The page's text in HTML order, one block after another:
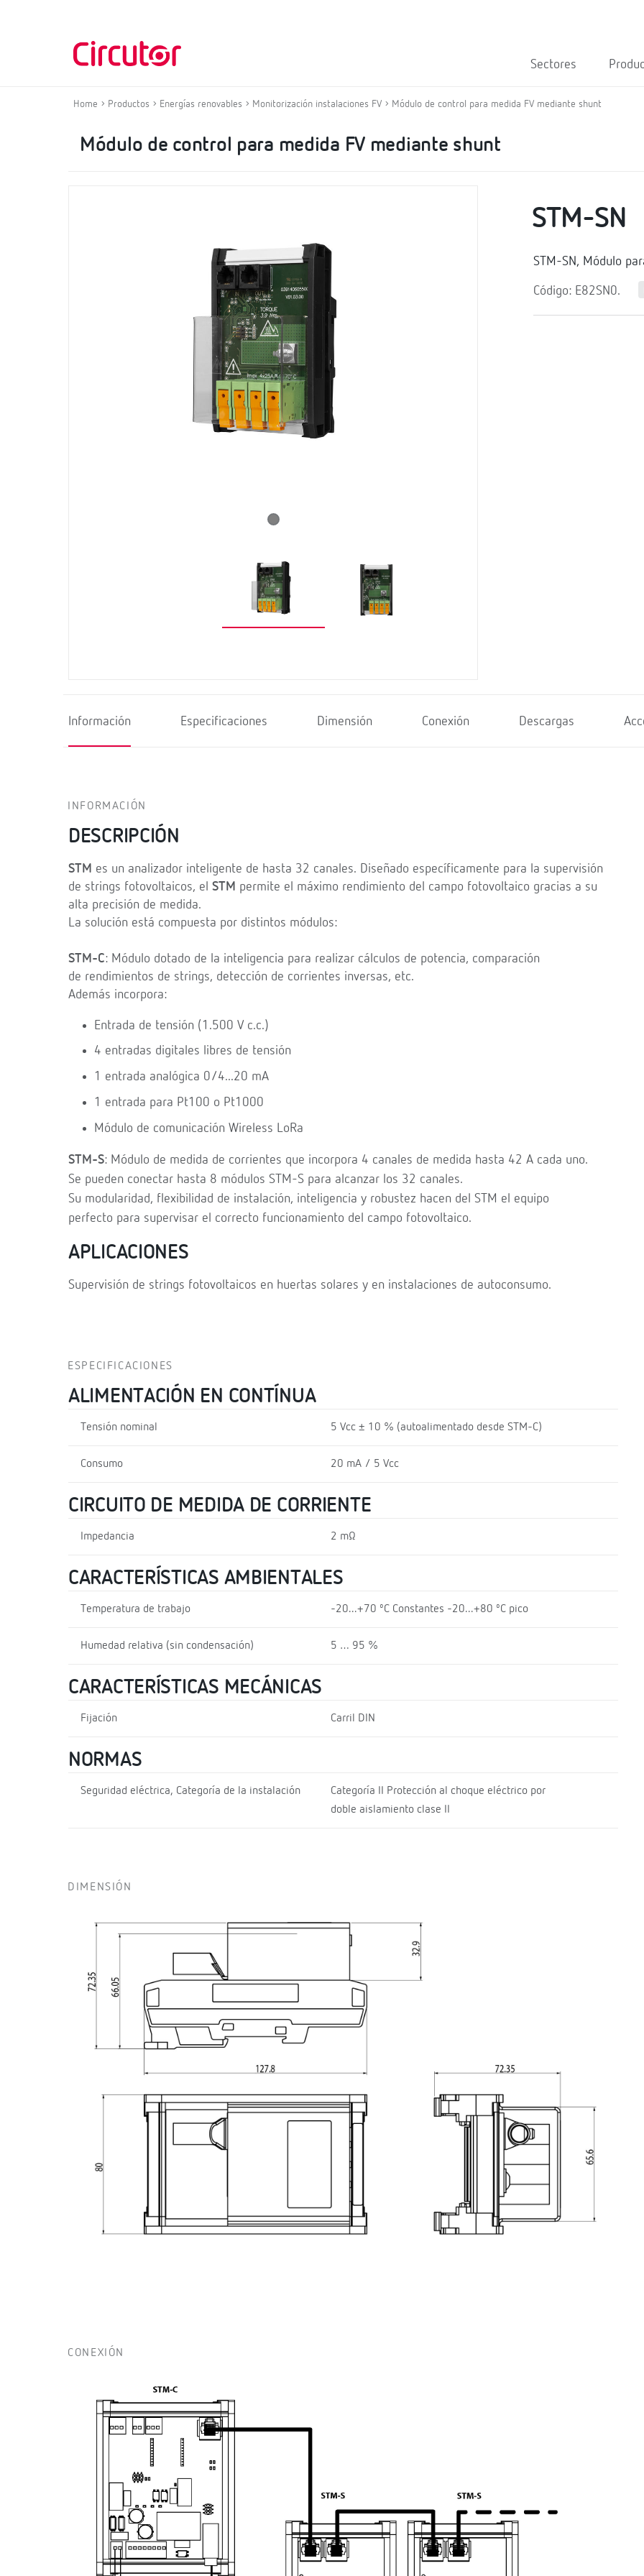
Sectores
Home Productos Energías renovables Monitorización instalaciones FV Módulo de control para medida FV mediante shunt
Módulo de control para medida FV mediante shunt
STM-SN
STM-SN, Módulo
Código: E82SN0.
Información Especificaciones Dimensión Conexión Descargas
INFORMACIÓN
DESCRIPCIÓN
STM es un analizador inteligente de hasta 32 canales. Diseñado específicamente para la supervisión
de strings fotovoltaicos, el STM permite el máximo rendimiento del campo fotovoltaico gracias a su
alta precisión de medida.
La solución está compuesta por distintos módulos:
STM-C: Módulo dotado de la inteligencia para realizar cálculos de potencia, comparación
de rendimientos de strings, detección de corrientes inversas, etc.
Además incorpora:
Entrada de tensión (1.500 V c.c.)
4 entradas digitales libres de tensión
1 entrada analógica 0/4...20 mA
1 entrada para Pt100 o Pt1000
Módulo de comunicación Wireless LoRa
STM-S: Módulo de medida de corrientes que incorpora 4 canales de medida hasta 42 A cada uno.
Se pueden conectar hasta 8 módulos STM-S para alcanzar los 32 canales.
Su modularidad, flexibilidad de instalación, inteligencia y robustez hacen del STM el equipo
perfecto para supervisar el correcto funcionamiento del campo fotovoltaico.
APLICACIONES
Supervisión de strings fotovoltaicos en huertas solares y en instalaciones de autoconsumo.
ESPECIFICACIONES
ALIMENTACIÓN EN CONTÍNUA
Tensión nominal 5 Vcc ± 10 % (autoalimentado desde STM-C)
Consumo 20 mA / 5 Vcc
CIRCUITO DE MEDIDA DE CORRIENTE
Impedancia 2 mΩ
CARACTERÍSTICAS AMBIENTALES
Temperatura de trabajo -20...+70 ºC Constantes -20...+80 ºC pico
Humedad relativa (sin condensación) 5 … 95 %
CARACTERÍSTICAS MECÁNICAS
Fijación Carril DIN
NORMAS
Seguridad eléctrica, Categoría de la instalación
Categoría II Protección al choque eléctrico por
doble aislamiento clase II
DIMENSIÓN
CONEXIÓN